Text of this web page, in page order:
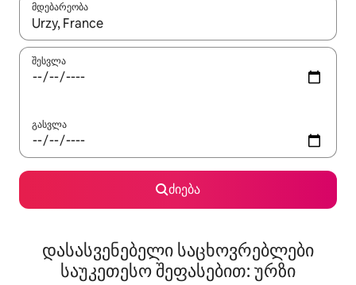
მდებარეობა
როცა შედეგები ხელმისაწვდომი გახდება, ნავიგაციისთვის
შესვლა
გასვლა
ძიება
დასასვენებელი საცხოვრებლები
საუკეთესო შეფასებით: ურზი